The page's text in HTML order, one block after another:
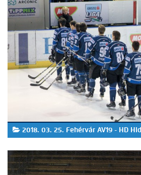
2018. 03. 25. Fehérvár AV19 - HD